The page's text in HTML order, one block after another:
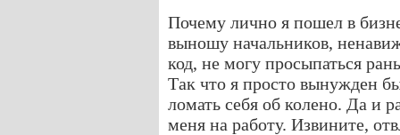
Почему лично я пошел в
выношу начальников,
код, не могу просыпаться
Так что я просто вынужден
ломать себя об колено. Да и
меня на работу. Извините,